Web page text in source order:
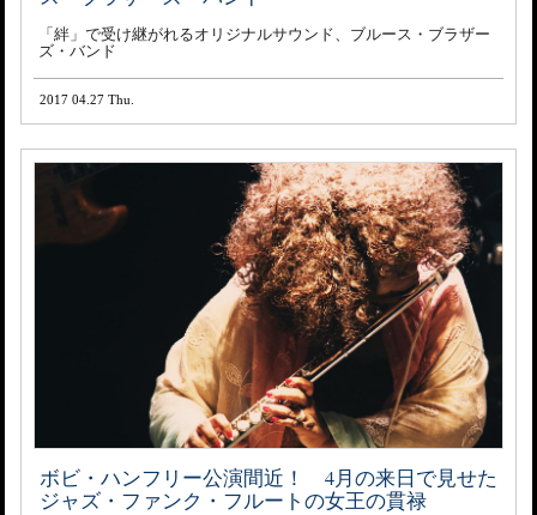
「絆」で受け継がれるオリジナルサウンド、ブルース・ブラザー
ズ・バンド
2017 04.27 Thu.
ボビ・ハンフリー公演間近！ 4月の来日で見せた
ジャズ・ファンク・フルートの女王の貫禄